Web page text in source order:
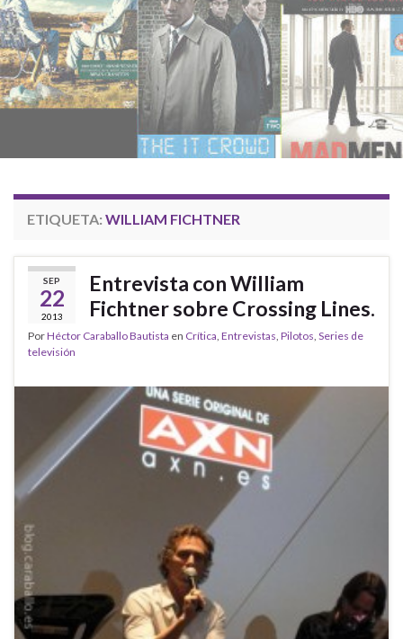
ETIQUETA: WILLIAM FICHTNER
SEP
22
2013
Entrevista con William
Fichtner sobre Crossing Lines.
PorHéctor Caraballo Bautista en Crítica Entrevistas Pilotos Series de
televisión